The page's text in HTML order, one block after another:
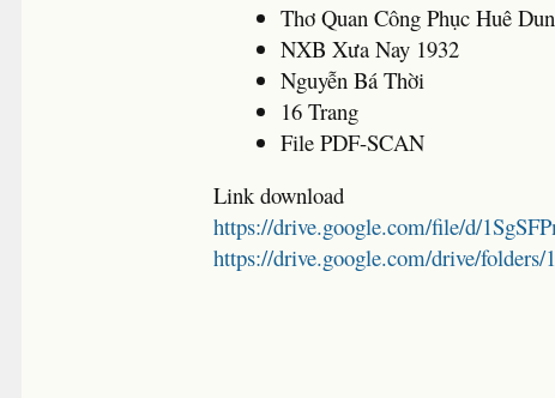
Thơ Quan Công Phục Huê
NXB Xưa Nay 1932
Nguyễn Bá Thời
16 Trang
File PDF-SCAN
Link download
https://drive.google.com/file/d/
https://drive.google.com/drive/